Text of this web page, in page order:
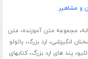
و مشاهیر
، مجموعه متن آموزنده، متن
انگیزشی، ارد بزرگ، پائولو
، پند های ارد بزرگ،کتابهای